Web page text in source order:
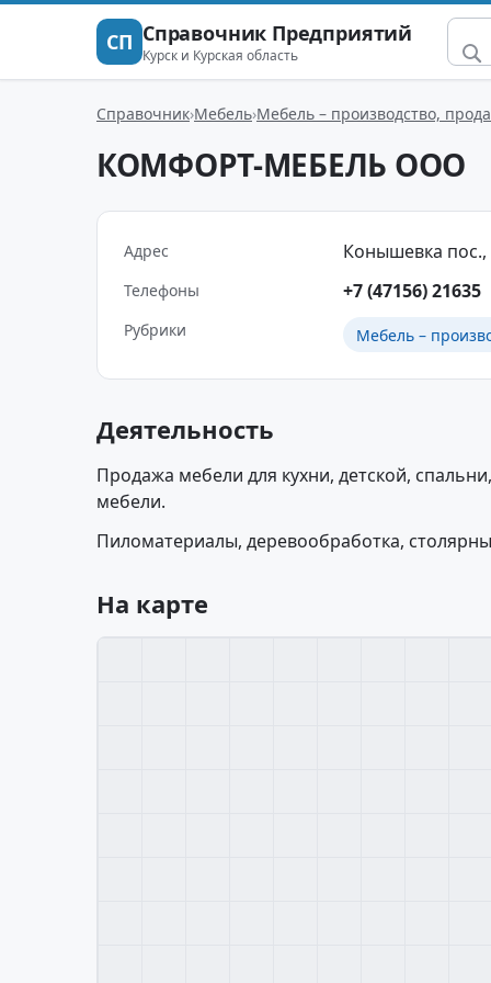
СП Справочник Предприятий
Курск и Курская область
Справочник Мебель Мебель – производство,
КОМФОРТ-МЕБЕЛЬ ООО
Адрес Конышевка пос.,
Телефоны +7 (47156) 21635
Рубрики Мебель –
Деятельность
Продажа мебели для кухни, детской,
мебели.
Пиломатериалы, деревообработка,
На карте